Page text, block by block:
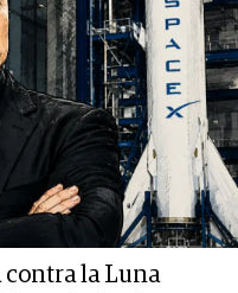
contra la Luna